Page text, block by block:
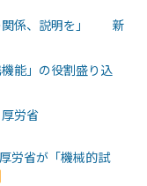
関係、説明を」 新
能」の役割盛り込
労省
省が「機械的試